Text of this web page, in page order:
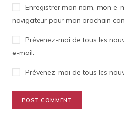
Enregistrer mon nom, mon e-
navigateur pour mon prochain
Prévenez-moi de tous les
e-mail.
Prévenez-moi de tous les